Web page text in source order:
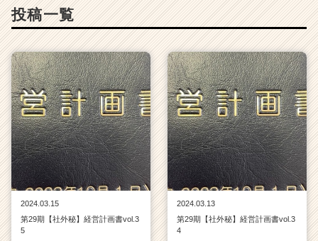
投稿一覧
2024.03.15
第29期【社外秘】経営計画書vol.3
5
2024.03.13
第29期【社外秘】経営計画書vol.3
4